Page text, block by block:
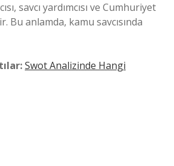
savcı yardımcısı ve Cumhuriyet
Bu anlamda, kamu savcısında
Swot Analizinde Hangi